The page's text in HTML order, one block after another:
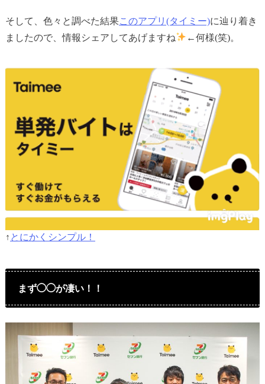
そして、色々と調べた結果このアプリ(タイミー)に辿り着き
ましたので、情報シェアしてあげますね
←何様(笑)。
↑ とにかくシンプル！
まず◯◯が凄い！！